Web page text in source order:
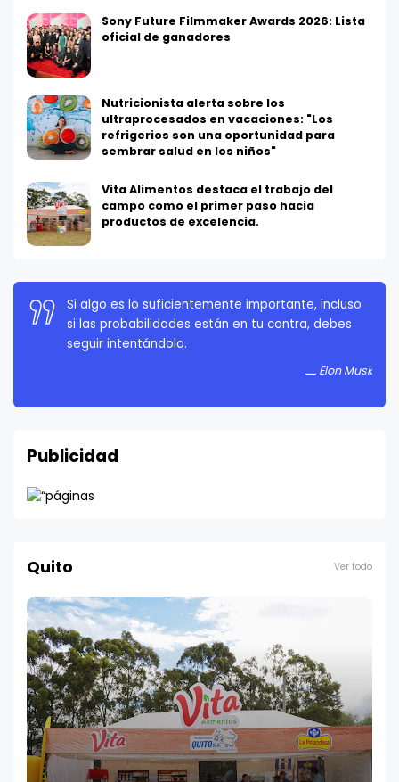
Sony Future Filmmaker Awards 2026: Lista
oficial de ganadores
Nutricionista alerta sobre los
ultraprocesados en vacaciones: "Los
refrigerios son una oportunidad para
sembrar salud en los niños"
Vita Alimentos destaca el trabajo del
campo como el primer paso hacia
productos de excelencia.
La persistencia es muy importante. No debes
rendirte a menos que estés obligado a rendirte.
Publicidad
Quito Ver todo